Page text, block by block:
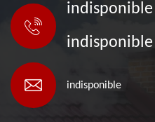
indisponible
indisponible
indisponible